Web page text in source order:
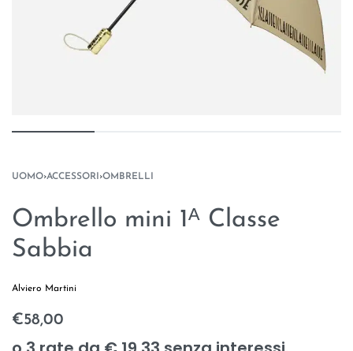
UOMO›ACCESSORI ›OMBRELLI
Ombrello mini 1ᴬ Classe
Sabbia
Alviero Martini
€58,00